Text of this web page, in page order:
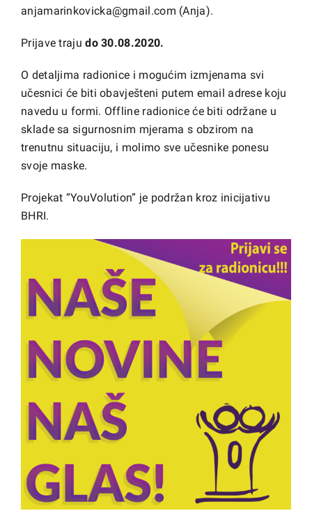
anjamarinkovicka@gmail.com (Anja).
Prijave trajudo 30.08.2020.
O detaljima radionice i mogućim izmjenama svi
učesnici će biti obavješteni putem email adrese koju
navedu u formi. Offline radionice će biti održane u
sklade sa sigurnosnim mjerama s obzirom na
trenutnu situaciju, i molimo sve učesnike ponesu
svoje maske.
Projekat “YouVolution” je podržan kroz inicijativu
BHRI.